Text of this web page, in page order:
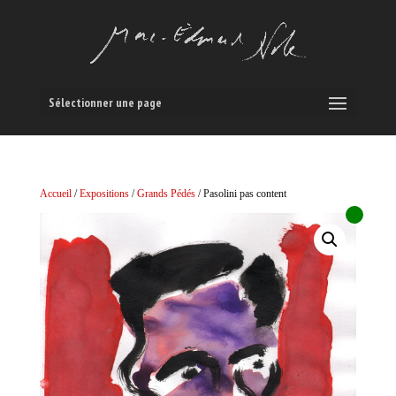
Sélectionner une page
Accueil/Expositions/Grands Pédés/ Pasolini pas content